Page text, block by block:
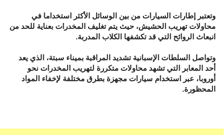
وتعتبر إطارات السيارات من بين الوسائل الأكثر استخداما في
محاولات تهريب الحشيش، حيث يتم تغليف المخدرات بعناية للحد من
انبعاث الروائح التي قد تكشفها الكلاب المدربة.
وتواصل السلطات الإسبانية تشديد المراقبة بميناء سبتة، الذي يعد
أحد المعابر التي تشهد محاولات متكررة لتهريب المخدرات نحو
أوروبا، عبر استخدام سيارات مجهزة بطرق مختلفة لإخفاء المواد
المحظورة.